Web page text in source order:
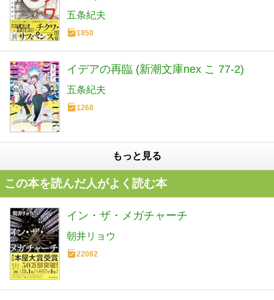
五条紀夫
1850
イデアの再臨 (新潮文庫nex こ 77-2)
五条紀夫
1268
もっと見る
この本を読んだ人がよく読む本
イン・ザ・メガチャーチ
朝井リョウ
22082